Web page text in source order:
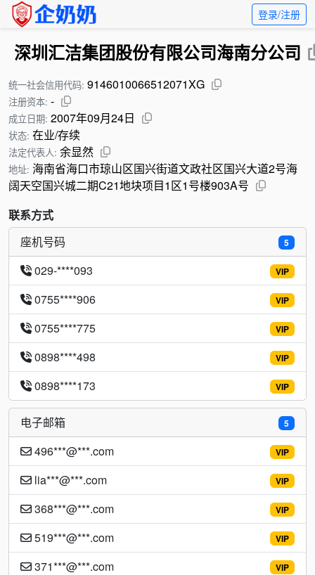
登录/注册
深圳汇洁集团股份有限公司海南分公司
统一社会信用代码: 9146010066512071XG
注册资本: -
成立日期: 2007年09月24日
状态: 在业/存续
法定代表人: 余显然
地址: 海南省海口市琼山区国兴街道文政社区国兴大道2号海
阔天空国兴城二期C21地块项目1区1号楼903A号
联系方式
5
座机号码
VIP
029-****093
VIP
0755****906
VIP
0755****775
VIP
0898****498
VIP
0898****173
5
电子邮箱
VIP
496***@***.com
VIP
lia***@***.com
VIP
368***@***.com
VIP
519***@***.com
VIP
371***@***.com